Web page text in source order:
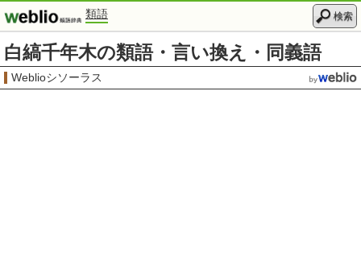
類語 検索
白縞千年木の類語・言い換え・同義語
Weblioシソーラス